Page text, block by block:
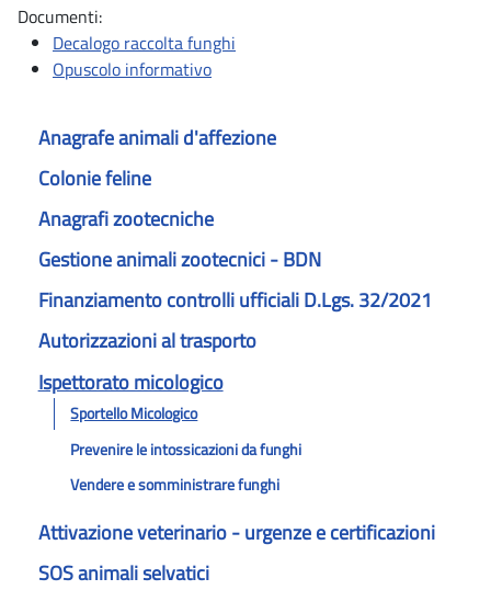
Anagrafe animali d'affezione
Colonie feline
Anagrafi zootecniche
Gestione animali zootecnici - BDN
Finanziamento controlli ufficiali D.Lgs. 32/2021
Autorizzazioni al trasporto
Ispettorato micologico
Sportello Micologico
Prevenire le intossicazioni da funghi
Vendere e somministrare funghi
Attivazione veterinario - urgenze e certificazioni
SOS animali selvatici
Documenti:
Decalogo raccolta funghi
Opuscolo informativo